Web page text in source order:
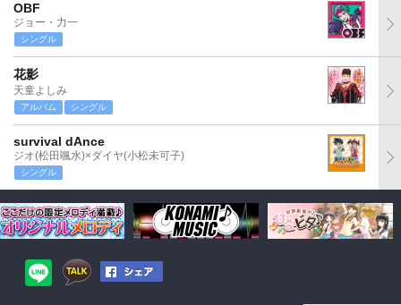
OBF
ジョー・力一
シングル
花影
天童よしみ
アルバム シングル
survival dAnce
ジオ(松田颯水)×ダイヤ(小松未可子)
シングル